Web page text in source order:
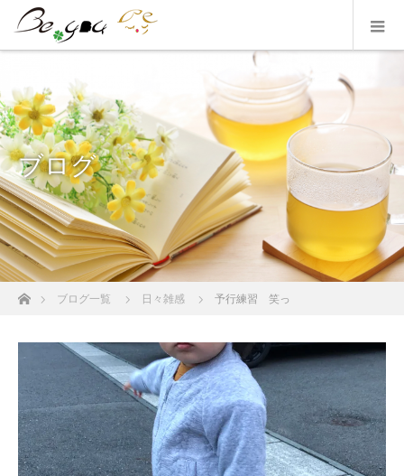
ブログ
ホームブログ一覧 日々雑感 予行練習 笑っ